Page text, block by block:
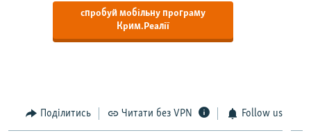
спробуй мобільну програму
Крим.Реалії
Поділитись Читати без VPN Follow us